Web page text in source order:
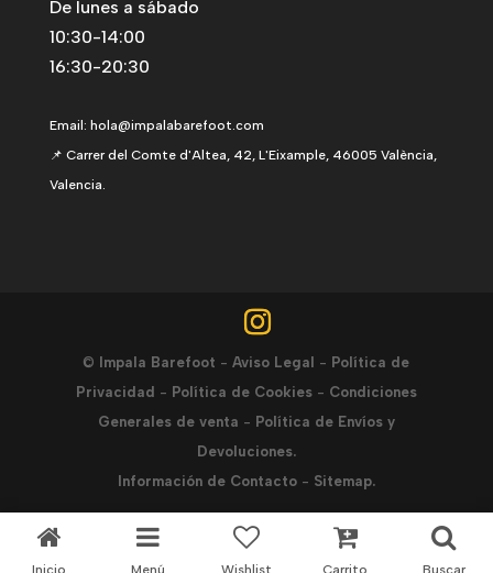
De lunes a sábado
10:30-14:00
16:30-20:30
Email: hola@impalabarefoot.com
📌 Carrer del Comte d'Altea, 42, L'Eixample, 46005 València,
Valencia.
© Impala Barefoot -Aviso Legal - Política de
Privacidad - Política de Cookies- Condiciones
Generales de venta - Política de Envíos y
Devoluciones.
Información de Contacto- Sitemap.
Inicio Menú Wishlist Carrito Buscar